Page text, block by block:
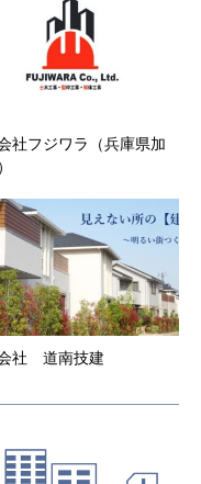
定の方
す。
員の退
ものと
掲示や
断する
を通知
イトに
よる通
当社か
は、ウ
上に掲
合は電
社フジワラ（兵庫県加
社 道南技建